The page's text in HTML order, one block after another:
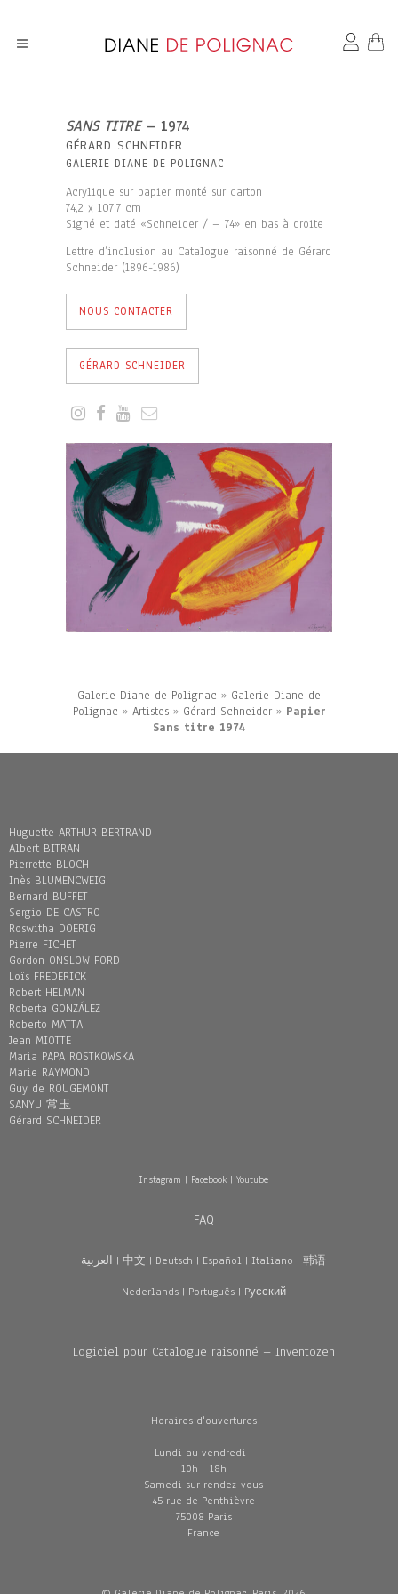
SANS TITRE– 1974
GÉRARD SCHNEIDER
GALERIE DIANE DE POLIGNAC
Acrylique sur papier monté sur carton
74,2 x 107,7 cm
Signé et daté «Schneider / – 74» en bas à droite
Lettre d’inclusion au Catalogue raisonné de Gérard
Schneider (1896-1986)
NOUS CONTACTER
GÉRARD SCHNEIDER
Galerie Diane de Polignac » Galerie Diane de
Polignac » Artistes» Gérard Schneider» Papier
Sans titre 1974
Huguette ARTHUR BERTRAND
Albert BITRAN
Pierrette BLOCH
Inès BLUMENCWEIG
Bernard BUFFET
Sergio DE CASTRO
Roswitha DOERIG
Pierre FICHET
Gordon ONSLOW FORD
Loïs FREDERICK
Robert HELMAN
Roberta GONZÁLEZ
Roberto MATTA
Jean MIOTTE
Maria PAPA ROSTKOWSKA
Marie RAYMOND
Guy de ROUGEMONT
SANYU 常玉
Gérard SCHNEIDER
Instagram | Facebook| Youtube
FAQ
العربية | 中文 | Deutsch | Español | Italiano | 韩语
Nederlands| Português| Pусский
Logiciel pour Catalogue raisonné – Inventozen
Horaires d'ouvertures
Lundi au vendredi :
10h - 18h
Samedi sur rendez-vous
45 rue de Penthièvre
75008 Paris
France